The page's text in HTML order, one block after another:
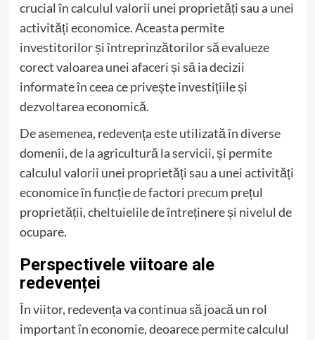
crucial în calculul valorii unei proprietăți sau a unei
activități economice. Aceasta permite
investitorilor și întreprinzătorilor să evalueze
corect valoarea unei afaceri și să ia decizii
informate în ceea ce privește investițiile și
dezvoltarea economică.
De asemenea, redevența este utilizată în diverse
domenii, de la agricultură la servicii, și permite
calculul valorii unei proprietăți sau a unei activități
economice în funcție de factori precum prețul
proprietății, cheltuielile de întreținere și nivelul de
ocupare.
Perspectivele viitoare ale
redevenței
În viitor, redevența va continua să joacă un rol
important în economie, deoarece permite calculul